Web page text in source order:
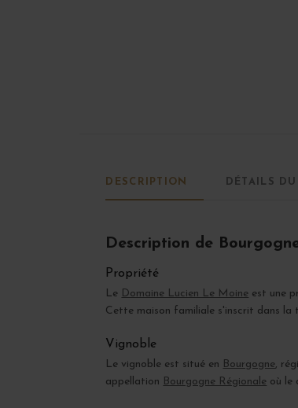
DESCRIPTION DÉTAILS
Description de
Propriété
Le Domaine Lucien Le Moine est une
Cette maison familiale s'inscrit dans la
Vignoble
Le vignoble est situé en Bourgogne,
appellation Bourgogne Régionale où le